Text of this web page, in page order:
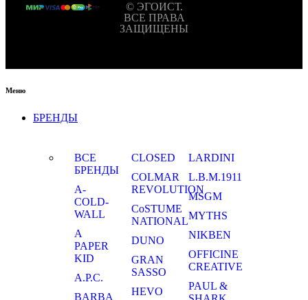
© ЭГОИСТ.
ВСЕ ПРАВА
ЗАЩИЩЕНЫ
Меню
БРЕНДЫ
ВСЕ
БРЕНДЫ
A-
COLD-
WALL
A
PAPER
KID
A.P.C.
BARBA
CLOSED
COLMAR
REVOLUTION
CoSTUME
NATIONAL
DUNO
GRAN
SASSO
HEVO
LARDINI
L.B.M.1911
MSGM
MYTHS
NIKBEN
OFFICINE
CREATIVE
PAUL &